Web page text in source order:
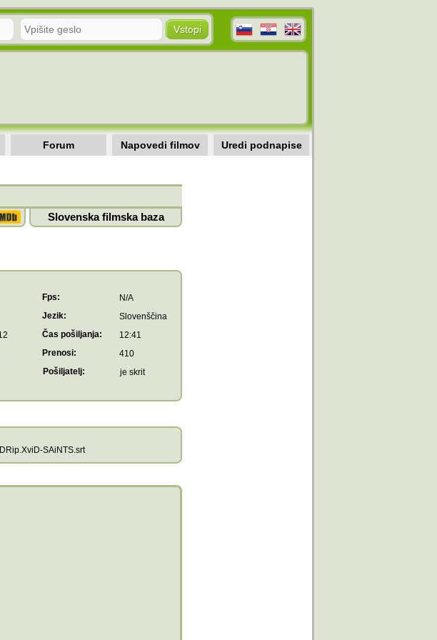
Forum Napovedi filmov Uredi podnapise
Slovenska filmska baza
Fps:
N/A
Jezik:
Slovenščina
Čas pošiljanja:
12:41
Prenosi:
410
Pošiljatelj:
je skrit
SAiNTS.srt